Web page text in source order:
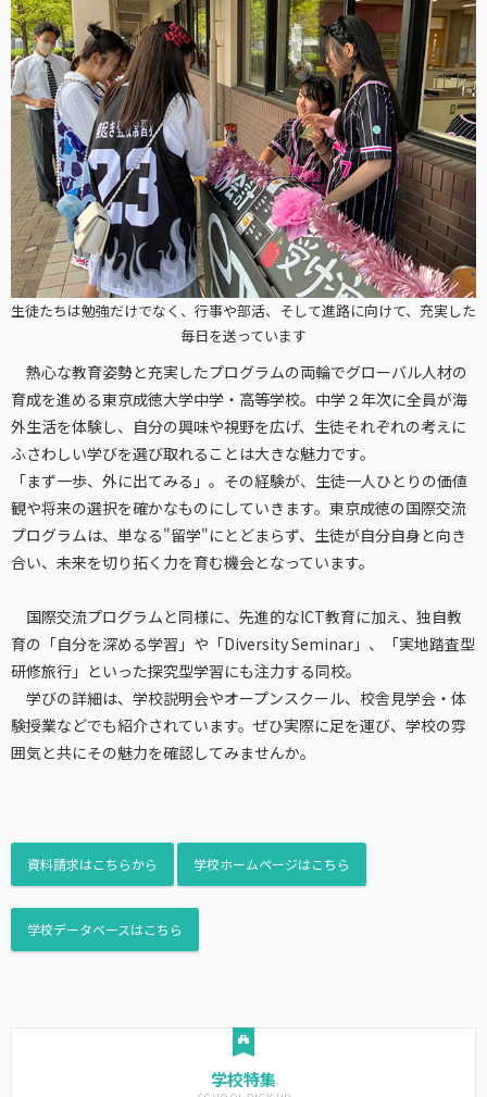
生徒たちは勉強だけでなく、行事や部活、そして進路に向けて、充実した
毎日を送っています
熱心な教育姿勢と充実したプログラムの両輪でグローバル人材の
育成を進める東京成徳大学中学・高等学校。中学２年次に全員が海
外生活を体験し、自分の興味や視野を広げ、生徒それぞれの考えに
ふさわしい学びを選び取れることは大きな魅力です。
「まず一歩、外に出てみる」。その経験が、生徒一人ひとりの価値
観や将来の選択を確かなものにしていきます。東京成徳の国際交流
プログラムは、単なる"留学"にとどまらず、生徒が自分自身と向き
合い、未来を切り拓く力を育む機会となっています。
国際交流プログラムと同様に、先進的なICT教育に加え、独自教
育の「自分を深める学習」や「Diversity Seminar」、「実地踏査型
研修旅行」といった探究型学習にも注力する同校。
学びの詳細は、学校説明会やオープンスクール、校舎見学会・体
験授業などでも紹介されています。ぜひ実際に足を運び、学校の雰
囲気と共にその魅力を確認してみませんか。
資料請求はこちらから 学校ホームページはこちら
学校データベースはこちら
学校特集